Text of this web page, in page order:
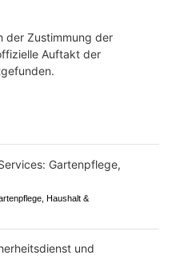
der Zustimmung der
Auftakt der
Haushalt &